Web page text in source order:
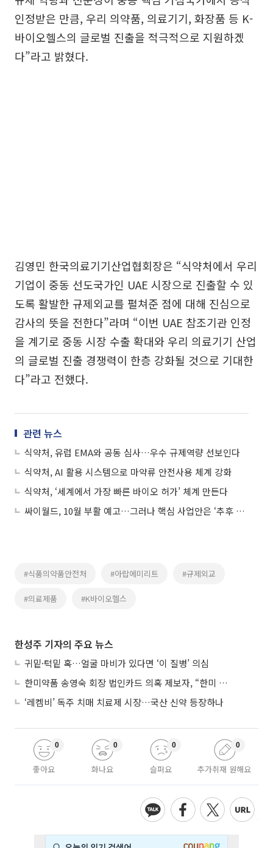
인정받은 만큼, 우리 의약품, 의료기기, 화장품 등 K-
바이오헬스의 글로벌 진출을 적극적으로 지원하겠
다”라고 밝혔다.
김영민 한국의료기기산업협회장은 “식약처에서 우리
기업이 중동 선도국가인 UAE 시장으로 진출할 수 있
도록 활발한 규제외교를 펼쳐준 점에 대해 진심으로
감사의 뜻을 전한다”라며 “이번 UAE 참조기관 인정
을 계기로 중동 시장 수출 확대와 우리 의료기기 산업
의 글로벌 진출 경쟁력이 한층 강화될 것으로 기대한
다”라고 전했다.
관련 뉴스
식약처, 유럽 EMA와 공동 심사…우수 규제역량 선보인다
식약처, AI 활용 시스템으로 마약류 안전사용 체계 강화
식약처, ‘세계에서 가장 빠른 바이오 허가’ 체계 만든다
싸이월드, 10월 부활 예고…그러나 핵심 사업안은 ‘추후 공개’
#식품의약품안전처 #아랍에미리트 #규제외교
#의료제품 #K바이오헬스
한성주 기자의 주요 뉴스
귀밑·턱밑 혹…얼굴 마비가 있다면 ‘이 질병’ 의심
한미약품 송영숙 회장 법인카드 의혹 제보자, “한미 잘 되기 바라는 마음”
‘레켐비’ 독주 치매 치료제 시장…국산 신약 등장하나
좋아요
0
화나요
0
슬퍼요
0
추가취재 원해요
0